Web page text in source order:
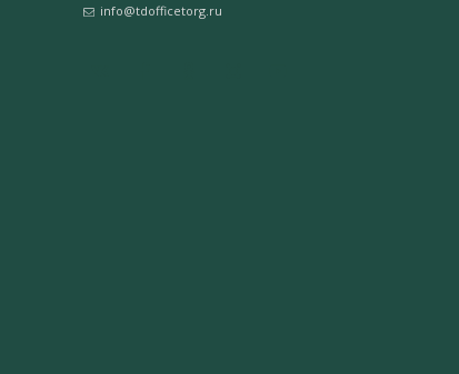
info@tdofficetorg.ru